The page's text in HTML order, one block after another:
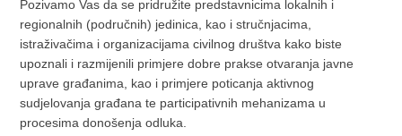
Pozivamo Vas da se pridružite predstavnicima lokalnih i
regionalnih (područnih) jedinica, kao i stručnjacima,
istraživačima i organizacijama civilnog društva kako biste
upoznali i razmijenili primjere dobre prakse otvaranja javne
uprave građanima, kao i primjere poticanja aktivnog
sudjelovanja građana te participativnih mehanizama u
procesima donošenja odluka.